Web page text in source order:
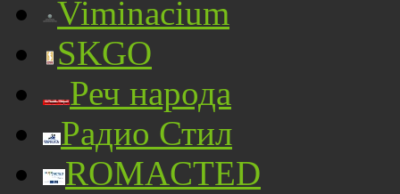
Viminacium
SKGO
Реч народа
Радио Стил
ROMACTED